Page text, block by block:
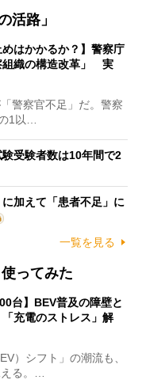
活路」
めはかかるか？】警察庁
組織の構造改革」 実
警察官不足」だ。警察
1以…
験受験者数は10年間で2
に加えて「患者不足」に
一覧を見る
ってみた
台】BEV普及の障壁と
充電のストレス」解
）シフト」の潮流も、
える。…